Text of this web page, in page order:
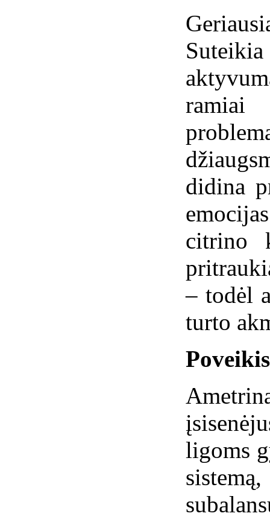
ramiai
didina
citrino
– todėl
turto
ligoms